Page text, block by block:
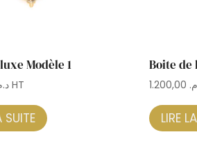
Modèle 1
HT
SUITE
Boite de
LIRE